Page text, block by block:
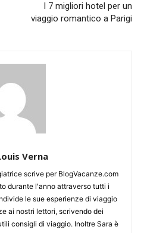
I 7 migliori hotel per un
viaggio romantico a Parigi
Verna
scrive per BlogVacanze.com
durante l'anno attraverso tutti i
le sue esperienze di viaggio
ai nostri lettori, scrivendo dei
consigli di viaggio. Inoltre Sara è